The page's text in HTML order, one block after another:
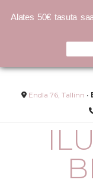
Skip
contentEndla 76, Tallinn •
Alates 50€ tasuta